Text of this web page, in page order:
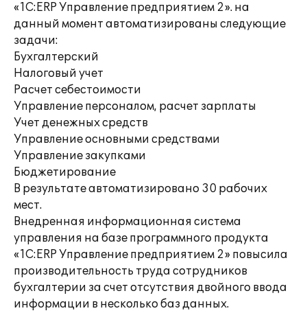
«1С:ERP Управление предприятием 2». на
данный момент автоматизированы следующие
задачи:
Бухгалтерский
Налоговый учет
Расчет себестоимости
Управление персоналом, расчет зарплаты
Учет денежных средств
Управление основными средствами
Управление закупками
Бюджетирование
В результате автоматизировано 30 рабочих
мест.
Внедренная информационная система
управления на базе программного продукта
«1С:ERP Управление предприятием 2» повысила
производительность труда сотрудников
бухгалтерии за счет отсутствия двойного ввода
информации в несколько баз данных.